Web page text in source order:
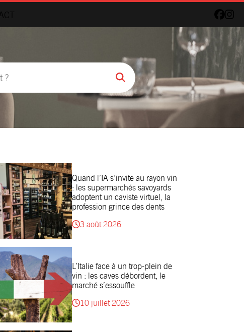
Quand l’IA s’invite au rayon vin
: les supermarchés savoyards
adoptent un caviste virtuel, la
profession grince des dents
3 août 2026
L’Italie face à un trop-plein de
vin : les caves débordent, le
marché s’essouffle
10 juillet 2026